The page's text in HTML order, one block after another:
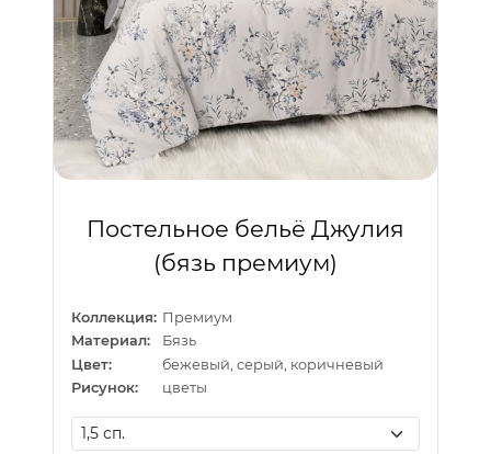
Постельное бельё Джулия
(бязь премиум)
Коллекция: Премиум
Материал:
Бязь
Цвет:
бежевый, серый, коричневый
Рисунок:
цветы